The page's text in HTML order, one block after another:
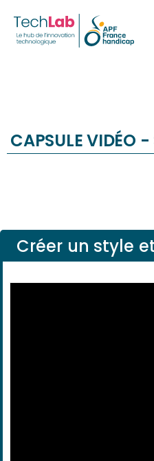
CAPSULE VIDÉO -
Créer un style